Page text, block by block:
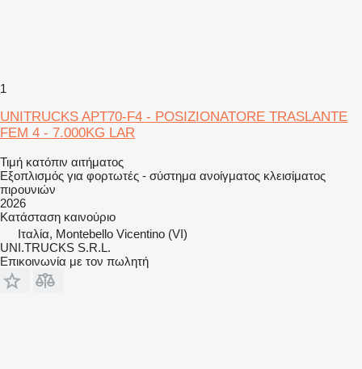
1
UNITRUCKS APT70-F4 - POSIZIONATORE TRASLANTE
FEM 4 - 7.000KG LAR
Τιμή κατόπιν αιτήματος
Εξοπλισμός για φορτωτές - σύστημα ανοίγματος κλεισίματος
πιρουνιών
2026
Κατάσταση καινούριο
Ιταλία, Montebello Vicentino (VI)
UNI.TRUCKS S.R.L.
Επικοινωνία με τον πωλητή